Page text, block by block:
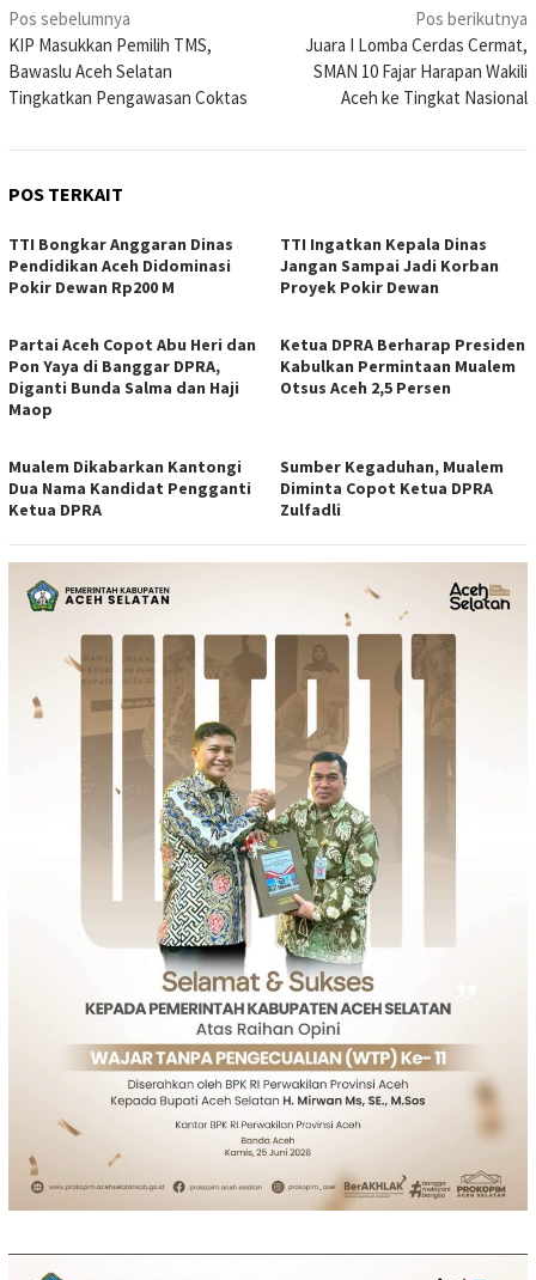
Navigasi
pos
Pos sebelumnya
KIP Masukkan Pemilih TMS,
Bawaslu Aceh Selatan
Tingkatkan Pengawasan Coktas
Pos berikutnya
Juara I Lomba Cerdas Cermat,
SMAN 10 Fajar Harapan Wakili
Aceh ke Tingkat Nasional
POS TERKAIT
TTI Bongkar Anggaran Dinas
Pendidikan Aceh Didominasi
Pokir Dewan Rp200 M
TTI Ingatkan Kepala Dinas
Jangan Sampai Jadi Korban
Proyek Pokir Dewan
Partai Aceh Copot Abu Heri dan
Pon Yaya di Banggar DPRA,
Diganti Bunda Salma dan Haji
Maop
Ketua DPRA Berharap Presiden
Kabulkan Permintaan Mualem
Otsus Aceh 2,5 Persen
Mualem Dikabarkan Kantongi
Dua Nama Kandidat Pengganti
Ketua DPRA
Sumber Kegaduhan, Mualem
Diminta Copot Ketua DPRA
Zulfadli